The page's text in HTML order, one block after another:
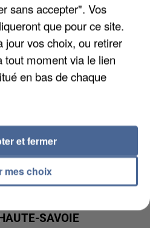
SAVOIE
sans accepter". Vos
que pour ce site.
jour vos choix, ou retirer
tout moment via le lien
en bas de chaque
mes choix
et fermer